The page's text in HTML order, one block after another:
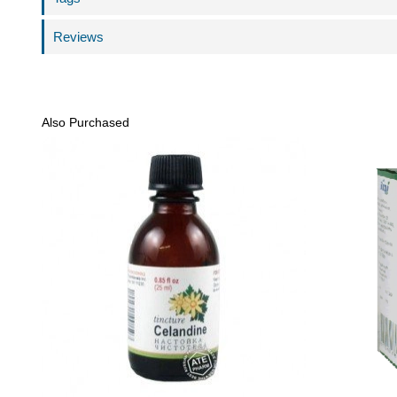
Reviews
Also Purchased